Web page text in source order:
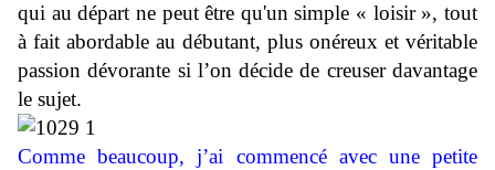
qui au départ ne peut être qu'un simple « loisir », tout
à fait abordable au débutant, plus onéreux et véritable
passion dévorante si l’on décide de creuser davantage
le sujet.
Comme beaucoup, j’ai commencé avec une petite